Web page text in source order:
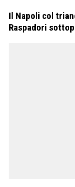
Il Napoli col
Raspadori